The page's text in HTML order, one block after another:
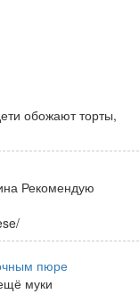
обожают торты,
Рекомендую
пюре
муки